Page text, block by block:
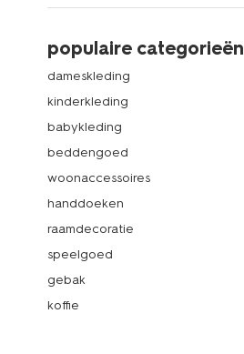
populaire categorieën
dameskleding
kinderkleding
babykleding
beddengoed
woonaccessoires
handdoeken
raamdecoratie
speelgoed
gebak
koffie